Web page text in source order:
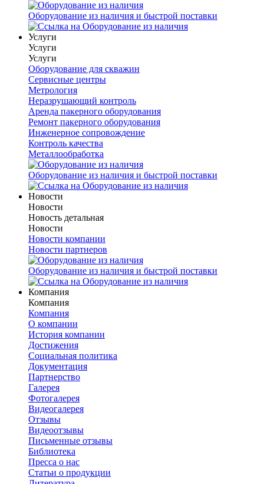
Оборудование из наличия и быстрой поставки
Услуги
Услуги
Услуги
Оборудование для скважин
Сервисные центры
Метрология
Неразрушающий контроль
Аренда пакерного оборудования
Ремонт пакерного оборудования
Инженерное сопровождение
Контроль качества
Металлообработка
Оборудование из наличия и быстрой поставки
Новости
Новости
Новость детальная
Новости
Новости компании
Новости партнеров
Оборудование из наличия и быстрой поставки
Компания
Компания
Компания
О компании
История компании
Достижения
Социальная политика
Документация
Партнерство
Галерея
Фотогалерея
Видеогалерея
Отзывы
Видеоотзывы
Письменные отзывы
Библиотека
Пресса о нас
Статьи о продукции